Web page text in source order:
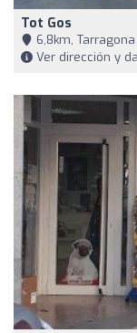
Tot Gos
6,8km, Tarragona
Ver dirección y